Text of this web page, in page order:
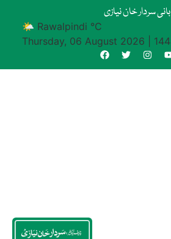
بانی سردار خان نیازی
🌤 Rawalpindi °C
Thursday, 06 August 2026